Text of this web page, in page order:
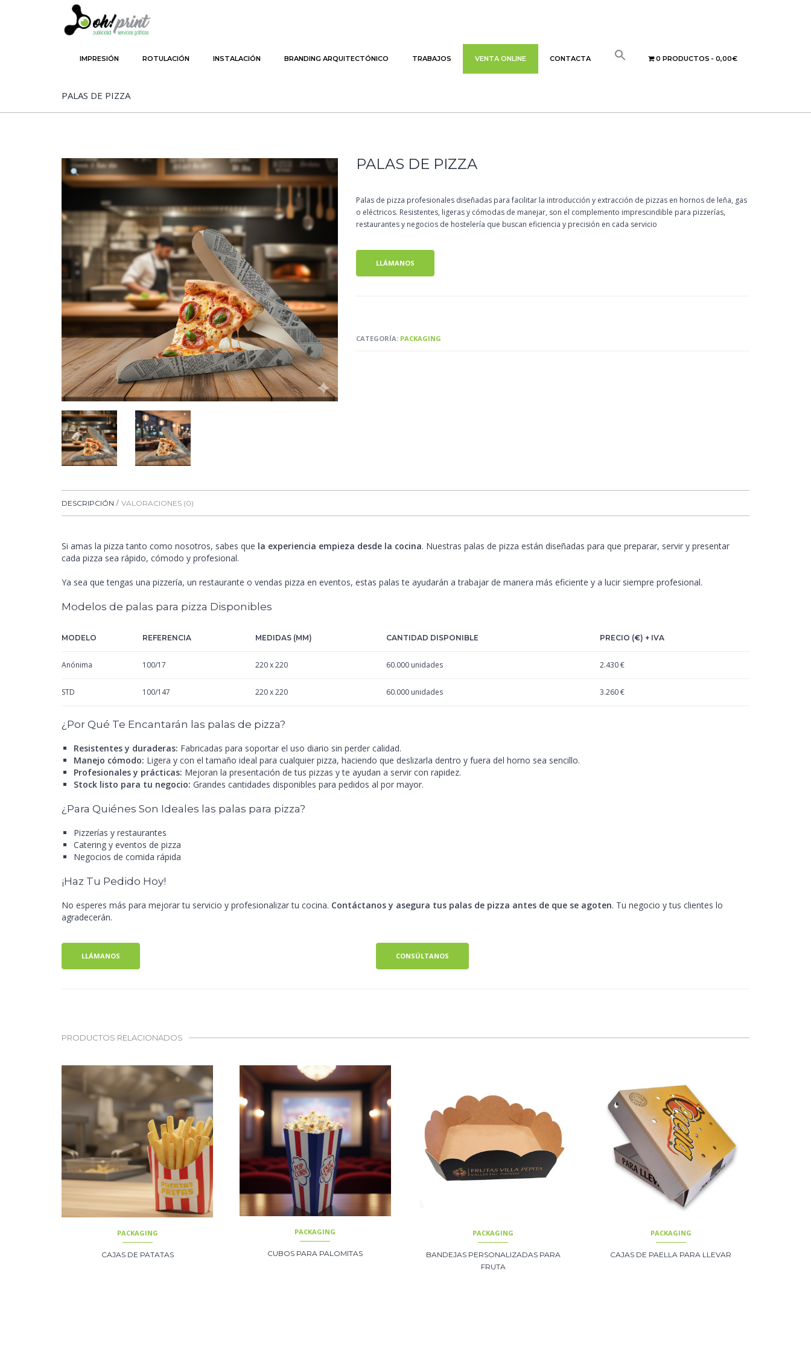
MAIN MENU
SKIP TO PRIMARY CONTENT
SKIP TO SECONDARY CONTENT
IMPRESIÓN ROTULACIÓN INSTALACIÓN BRANDING ARQUITECTÓNICO TRABAJOS VENTA ONLINE CONTACTA 0 PRODUCTOS 0,00€
PALAS DE PIZZA
PALAS DE PIZZA
Palas de pizza profesionales diseñadas para facilitar la introducción y extracción de pizzas en hornos de leña, gas
o eléctricos. Resistentes, ligeras y cómodas de manejar, son el complemento imprescindible para pizzerías,
restaurantes y negocios de hostelería que buscan eficiencia y precisión en cada servicio
LLÁMANOS
CATEGORÍA: PACKAGING
DESCRIPCIÓN VALORACIONES (0)
Si amas la pizza tanto como nosotros, sabes que la experiencia empieza desde la cocina. Nuestras palas de pizza están diseñadas para que preparar, servir y presentar
cada pizza sea rápido, cómodo y profesional.
Ya sea que tengas una pizzería, un restaurante o vendas pizza en eventos, estas palas te ayudarán a trabajar de manera más eficiente y a lucir siempre profesional.
Modelos de palas para pizza Disponibles
MODELO REFERENCIA MEDIDAS (MM) CANTIDAD DISPONIBLE PRECIO (€) + IVA
Anónima 100/17 220 x 220 60.000 unidades 2.430 €
STD 100/147 220 x 220 60.000 unidades 3.260 €
¿Por Qué Te Encantarán las palas de pizza?
Resistentes y duraderas: Fabricadas para soportar el uso diario sin perder calidad.
Manejo cómodo: Ligera y con el tamaño ideal para cualquier pizza, haciendo que deslizarla dentro y fuera del horno sea sencillo.
Profesionales y prácticas: Mejoran la presentación de tus pizzas y te ayudan a servir con rapidez.
Stock listo para tu negocio: Grandes cantidades disponibles para pedidos al por mayor.
¿Para Quiénes Son Ideales las palas para pizza?
Pizzerías y restaurantes
Catering y eventos de pizza
Negocios de comida rápida
¡Haz Tu Pedido Hoy!
No esperes más para mejorar tu servicio y profesionalizar tu cocina. Contáctanos y asegura tus palas de pizza antes de que se agoten. Tu negocio y tus clientes lo
agradecerán.
LLÁMANOS CONSÚLTANOS
PRODUCTOS RELACIONADOS
PACKAGING
CAJAS DE PATATAS
PACKAGING
CUBOS PARA PALOMITAS
PACKAGING
BANDEJAS PERSONALIZADAS PARA
FRUTA
PACKAGING
CAJAS DE PAELLA PARA LLEVAR